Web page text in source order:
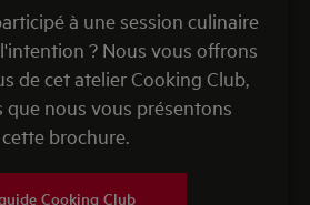
à une session culinaire
? Nous vous offrons
de cet atelier Cooking Club,
que nous vous présentons
brochure.
Cooking Club